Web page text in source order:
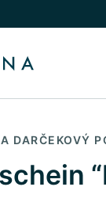
DARČEKOVÝ